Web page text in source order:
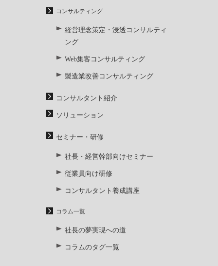
コンサルティング
経営理念策定・浸透コンサルティ
ング
Web集客コンサルティング
製造業改善コンサルティング
コンサルタント紹介
ソリューション
セミナー・研修
社長・経営幹部向けセミナー
従業員向け研修
コンサルタント養成講座
コラム一覧
社長の夢実現への道
コラムのタグ一覧